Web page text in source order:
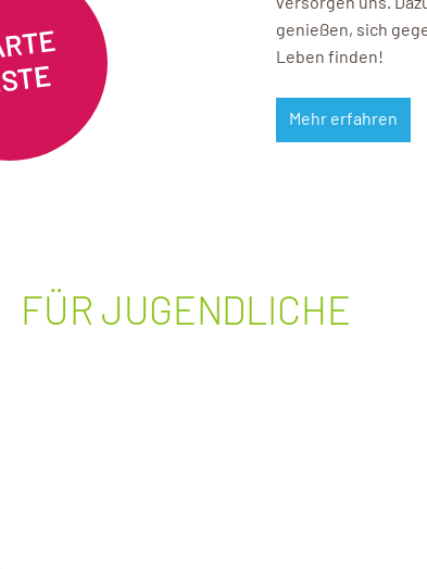
genießen, sich
Leben finden!
Mehr erfahren
FÜR JUGENDLICHE